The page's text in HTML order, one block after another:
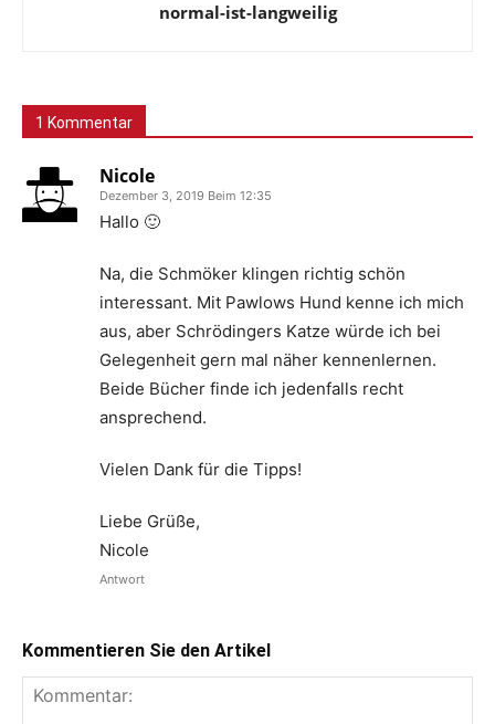
normal-ist-langweilig
1 Kommentar
Nicole
Dezember 3, 2019 Beim 12:35
Hallo 🙂
Na, die Schmöker klingen richtig schön
interessant. Mit Pawlows Hund kenne ich mich
aus, aber Schrödingers Katze würde ich bei
Gelegenheit gern mal näher kennenlernen.
Beide Bücher finde ich jedenfalls recht
ansprechend.
Vielen Dank für die Tipps!
Liebe Grüße,
Nicole
Antwort
Kommentieren Sie den Artikel